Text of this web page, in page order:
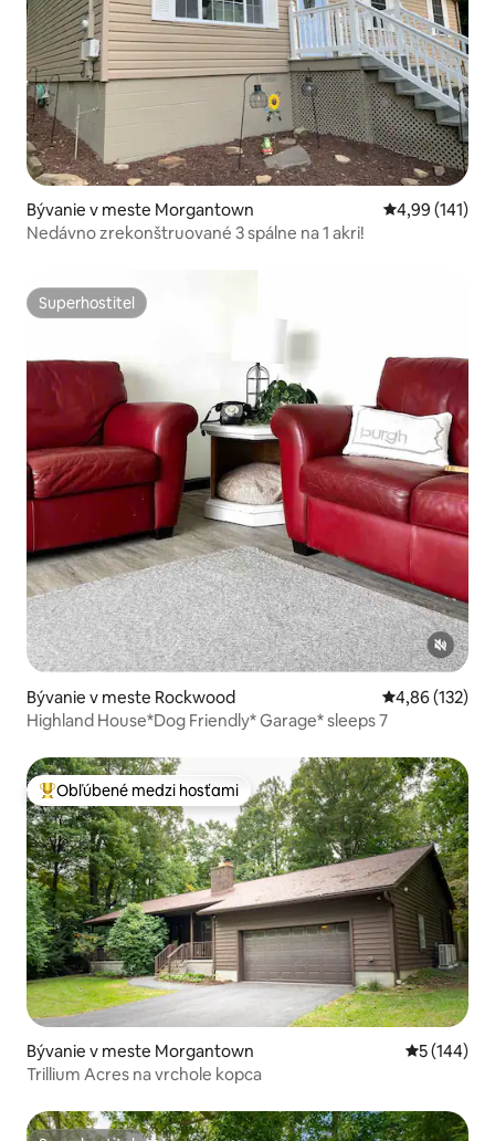
Bývanie v meste Morgantown Priemerné
4,99 (141)
Nedávno zrekonštruované 3 spálne na 1 akri!
Superhostiteľ
Superhostiteľ
Bývanie v meste Rockwood Priemerné
4,86 (132)
Highland House*Dog Friendly* Garage* sleeps 7
Najobľúbenejšie medzi hosťami
Obľúbené medzi hosťami
Bývanie v meste Morgantown Priemerné
5 (144)
Trillium Acres na vrchole kopca